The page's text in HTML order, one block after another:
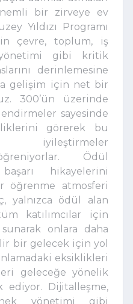
bir zirveye ev
Yıldızı Programı
çevre, toplum, iş
gibi kritik
derinlemesine
gelişim için net bir
300’ün üzerinde
sayesinde
görerek bu
iyileştirmeler
Ödül
hikayelerini
öğrenme atmosferi
yalnızca ödül alan
katılımcılar için
onlara daha
bir gelecek için yol
eksiklikleri
geleceğe yönelik
ediyor. Dijitalleşme,
yönetimi gibi